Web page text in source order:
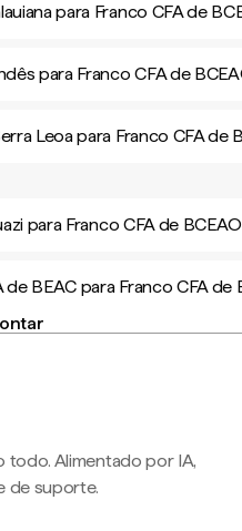
para Franco CFA de
para Franco CFA de
Leoa para Franco CFA de
para Franco CFA de BCEAO
de BEAC para Franco CFA de
todo. Alimentado por IA,
de suporte.